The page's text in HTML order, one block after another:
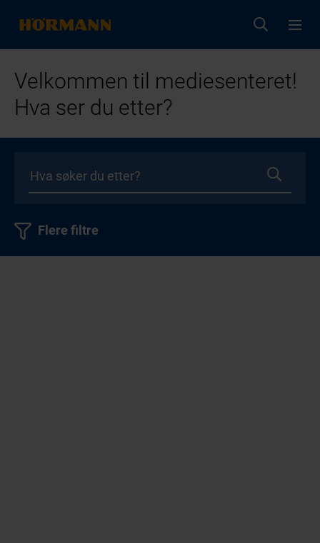
Velkommen til mediesenteret!
Hva ser du etter?
Flere filtre